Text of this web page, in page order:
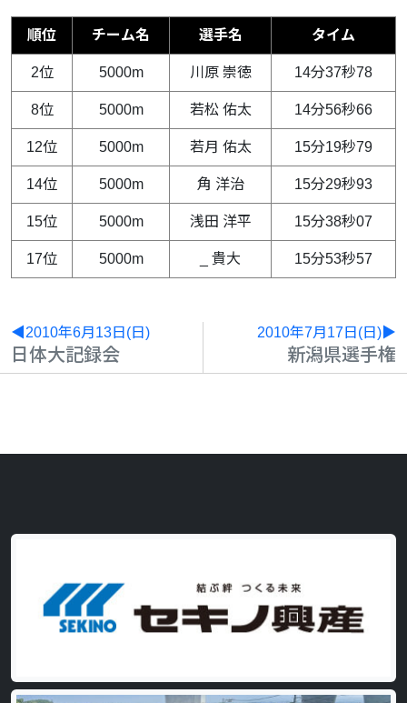
順位 チーム名 選手名 タイム
2位 5000m 川原 崇徳 14分37秒78
8位 5000m 若松 佑太 14分56秒66
12位 5000m 若月 佑太 15分19秒79
14位 5000m 角 洋治 15分29秒93
15位 5000m 浅田 洋平 15分38秒07
17位 5000m _ 貴大 15分53秒57
◀2010年6月13日(日)
日体大記録会
2010年7月17日(日)▶
新潟県選手権